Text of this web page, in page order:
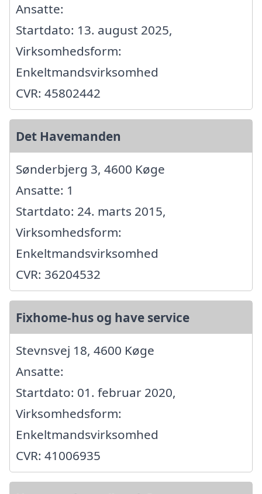
Ansatte:
Startdato: 13. august 2025,
Virksomhedsform:
Enkeltmandsvirksomhed
CVR: 45802442
Det Havemanden
Sønderbjerg 3, 4600 Køge
Ansatte: 1
Startdato: 24. marts 2015,
Virksomhedsform:
Enkeltmandsvirksomhed
CVR: 36204532
Fixhome-hus og have service
Stevnsvej 18, 4600 Køge
Ansatte:
Startdato: 01. februar 2020,
Virksomhedsform:
Enkeltmandsvirksomhed
CVR: 41006935